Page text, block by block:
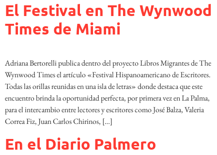
El Festival en The Wynwood
Times de Miami
Adriana Bertorelli publica dentro del proyecto Libros Migrantes de The
Wynwood Times el artículo «Festival Hispanoamericano de Escritores.
Todas las orillas reunidas en una isla de letras» donde destaca que este
encuentro brinda la oportunidad perfecta, por primera vez en La Palma,
para el intercambio entre lectores y escritores como José Balza, Valeria
Correa Fiz, Juan Carlos Chirinos, […]
En el Diario Palmero